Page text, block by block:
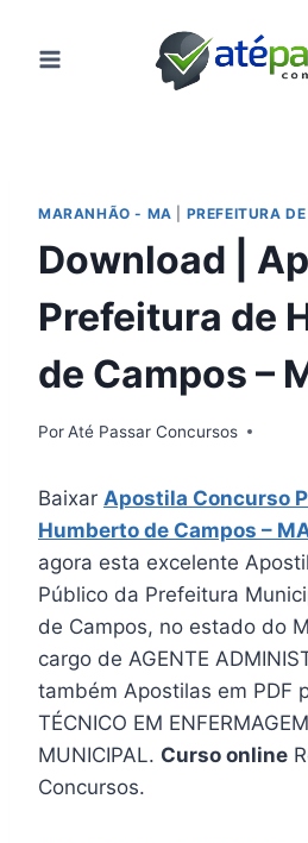
para
MARANHÃO - MA PREFEITURA
Download |
Prefeitura de
de Campos –
PorAté Passar Concursos
Baixar Apostila Concurso
Humberto de Campos –
agora esta excelente
Público da Prefeitura
de Campos, no estado do
cargo de AGENTE
também Apostilas em PDF
TÉCNICO EM
MUNICIPAL. Curso online
Concursos.